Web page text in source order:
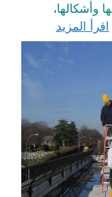
وأشكالها،
اقرأ المزيد